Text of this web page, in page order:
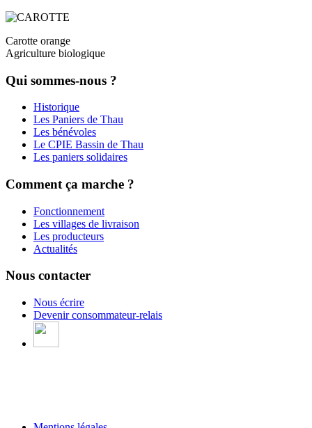
Carotte orange
Agriculture biologique
Qui sommes-nous ?
Historique
Les Paniers de Thau
Les bénévoles
Le CPIE Bassin de Thau
Les paniers solidaires
Comment ça marche ?
Fonctionnement
Les villages de livraison
Les producteurs
Actualités
Nous contacter
Nous écrire
Devenir consommateur-relais